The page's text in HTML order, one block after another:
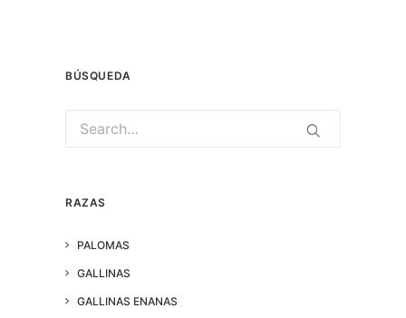
BÚSQUEDA
RAZAS
PALOMAS
GALLINAS
GALLINAS ENANAS